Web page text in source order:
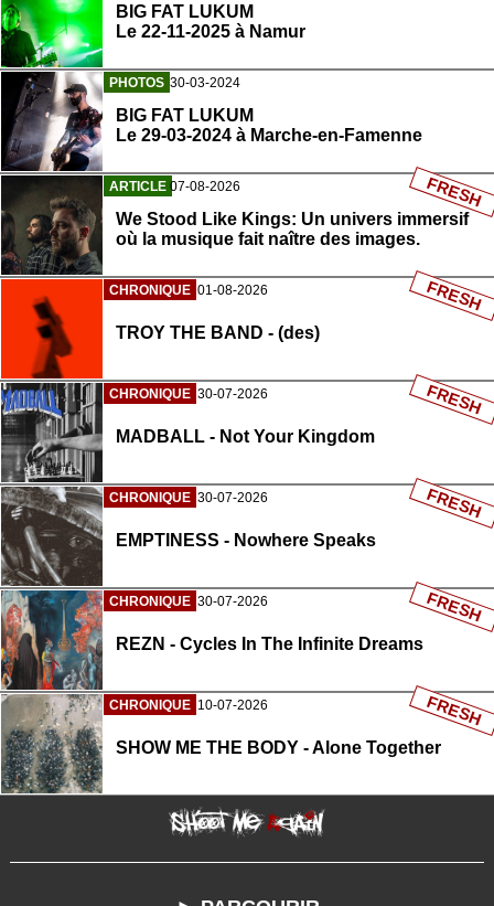
BIG FAT LUKUM
Le 22-11-2025 à Namur
PHOTOS 30-03-2024
BIG FAT LUKUM
Le 29-03-2024 à Marche-en-Famenne
ARTICLE 07-08-2026
We Stood Like Kings: Un univers immersif
où la musique fait naître des images.
FRESH
CHRONIQUE 01-08-2026
TROY THE BAND - (des)
FRESH
CHRONIQUE 30-07-2026
MADBALL - Not Your Kingdom
FRESH
CHRONIQUE 30-07-2026
EMPTINESS - Nowhere Speaks
FRESH
CHRONIQUE 30-07-2026
REZN - Cycles In The Infinite Dreams
FRESH
CHRONIQUE 10-07-2026
SHOW ME THE BODY - Alone Together
FRESH